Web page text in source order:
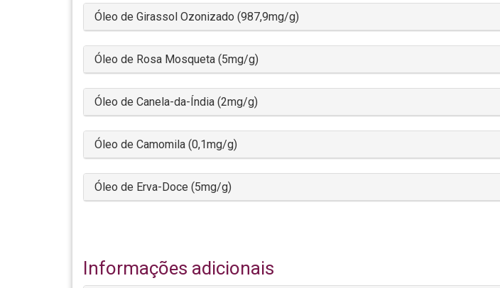
Óleo de Girassol Ozonizado (987,9mg/g)
Óleo de Rosa Mosqueta (5mg/g)
Óleo de Canela-da-Índia (2mg/g)
Óleo de Camomila (0,1mg/g)
Óleo de Erva-Doce (5mg/g)
Informações adicionais